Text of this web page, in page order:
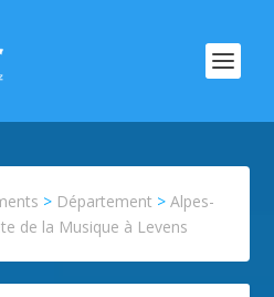
> Département >Alpes-
de la Musique à Levens